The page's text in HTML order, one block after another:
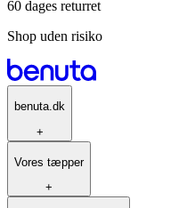
60 dages returret
Shop uden risiko
benuta.dk
+
Vores tæpper
+